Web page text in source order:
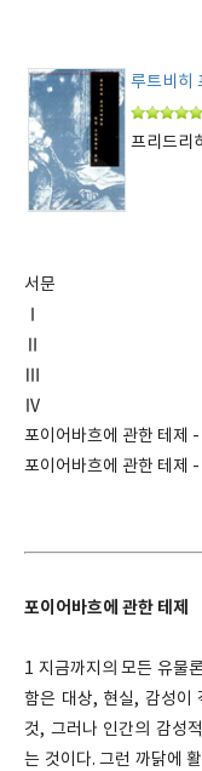
루트비히
프리드리
서문
Ⅳ
포이어바흐에 관한 테제
포이어바흐에 관한 테제
포이어바흐에 관한 테제
1 지금까지의 모든 유물
함은 대상, 현실, 감성이
것, 그러나 인간의 감성
는 것이다. 그런 까닭에